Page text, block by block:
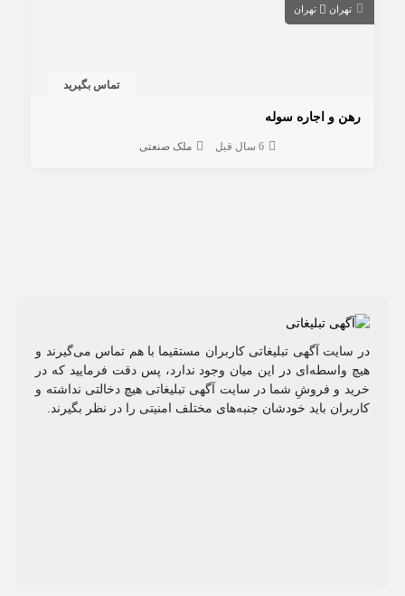
تهران تهران
تماس بگیرید
رهن و اجاره سوله
6 سال قبل ملک صنعتی
در سایت آگهی تبلیغاتی کاربران مستقیما با هم تماس می‌گیرند و
هیچ واسطه‌ای در این میان وجود ندارد، پس دقت فرمایید که در
خرید و فروشِ شما در سایت آگهی تبلیغاتی هیچ دخالتی نداشته و
کاربران باید خودشان جنبه‌های مختلف امنیتی را در نظر بگیرند.